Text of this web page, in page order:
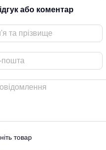
або коментар
товар